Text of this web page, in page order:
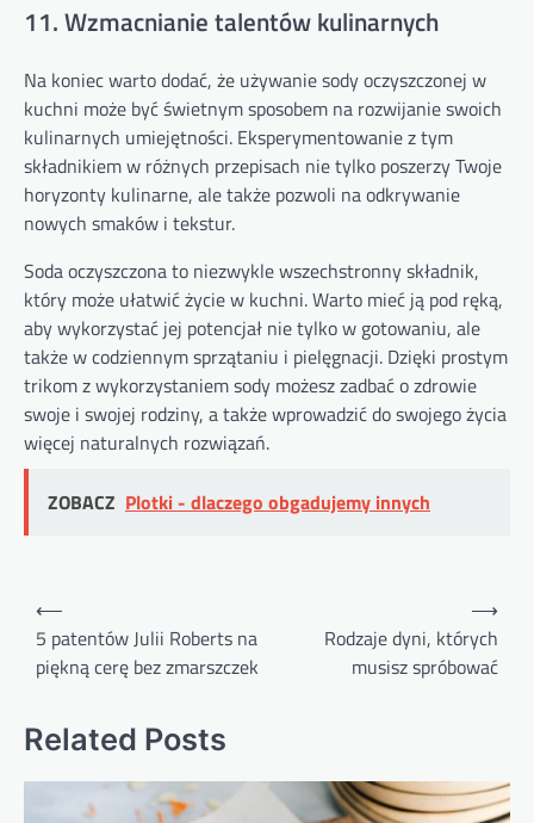
11. Wzmacnianie talentów kulinarnych
Na koniec warto dodać, że używanie sody oczyszczonej w
kuchni może być świetnym sposobem na rozwijanie swoich
kulinarnych umiejętności. Eksperymentowanie z tym
składnikiem w różnych przepisach nie tylko poszerzy Twoje
horyzonty kulinarne, ale także pozwoli na odkrywanie
nowych smaków i tekstur.
Soda oczyszczona to niezwykle wszechstronny składnik,
który może ułatwić życie w kuchni. Warto mieć ją pod ręką,
aby wykorzystać jej potencjał nie tylko w gotowaniu, ale
także w codziennym sprzątaniu i pielęgnacji. Dzięki prostym
trikom z wykorzystaniem sody możesz zadbać o zdrowie
swoje i swojej rodziny, a także wprowadzić do swojego życia
więcej naturalnych rozwiązań.
ZOBACZ Plotki - dlaczego obgadujemy innych
Nawigacja
wpisu
⟵
5 patentów Julii Roberts na
piękną cerę bez zmarszczek
Rodzaje dyni, których
musisz spróbować
⟶
Related Posts